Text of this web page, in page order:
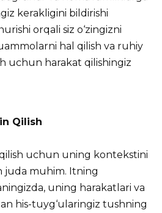
kerakligini bildirishi
orqali siz o‘zingizni
hal qilish va ruhiy
uchun harakat qilishingiz
Qilish
uchun uning kontekstini
juda muhim. Itning
uning harakatlari va
his-tuyg‘ularingiz tushning